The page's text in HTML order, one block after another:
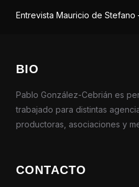
Entrevista Mauricio de Stefano
BIO
Pablo González-Cebrián es
trabajado para distintas
productoras, asociaciones y
CONTACTO